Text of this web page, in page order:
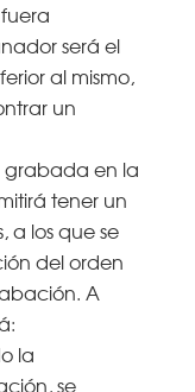
será el
al mismo,
un
grabada en la
tener un
a los que se
del orden
A
la
se